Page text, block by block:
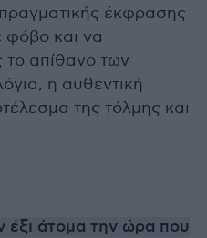
έκφρασης
φόβο και να
το απίθανο των
η αυθεντική
της τόλμης και
άτομα την ώρα που